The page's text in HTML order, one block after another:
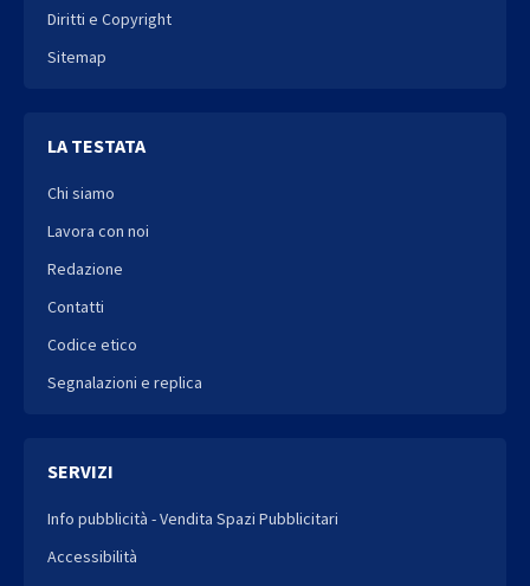
Diritti e Copyright
Sitemap
LA TESTATA
Chi siamo
Lavora con noi
Redazione
Contatti
Codice etico
Segnalazioni e replica
SERVIZI
Info pubblicità - Vendita Spazi Pubblicitari
Accessibilità